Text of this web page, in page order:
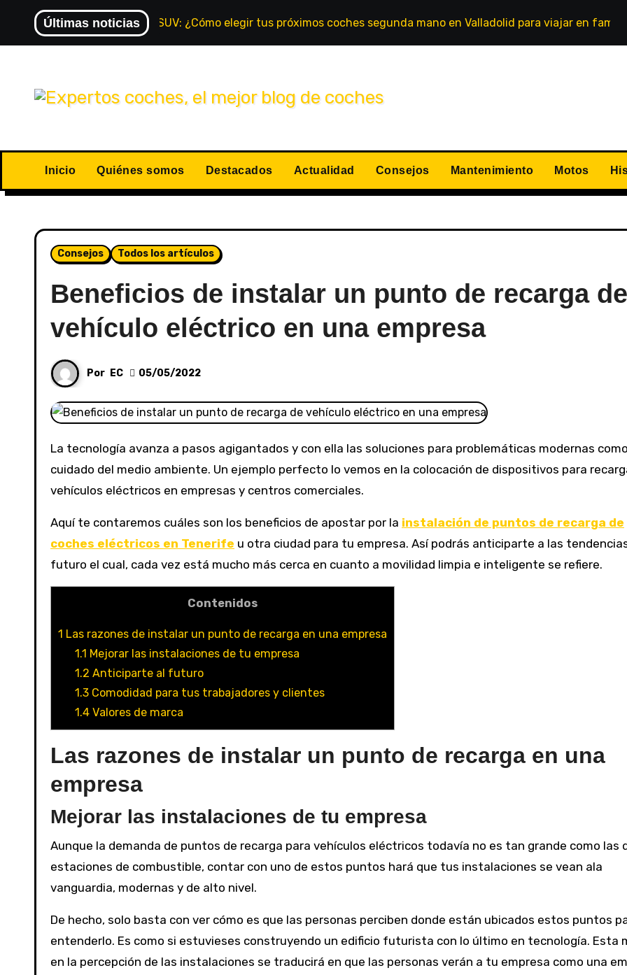
Últimas noticias
Monovolumen vs. SUV: ¿Cómo elegir tus próximos coches segunda mano en Valladolid para viajar en
Inicio Quiénes somos Destacados Actualidad Consejos Mantenimiento Motos
Consejos Todos los artículos
Beneficios de instalar un punto de recarga de
vehículo eléctrico en una empresa
Por EC 05/05/2022
La tecnología avanza a pasos agigantados y con ella las soluciones para problemáticas modernas como el
cuidado del medio ambiente. Un ejemplo perfecto lo vemos en la colocación de dispositivos para
vehículos eléctricos en empresas y centros comerciales.
Aquí te contaremos cuáles son los beneficios de apostar por la instalación de puntos de recarga de
coches eléctricos en Tenerife u otra ciudad para tu empresa. Así podrás anticiparte a las
futuro el cual, cada vez está mucho más cerca en cuanto a movilidad limpia e inteligente se refiere.
Contenidos
1 Las razones de instalar un punto de recarga en una empresa
1.1 Mejorar las instalaciones de tu empresa
1.2 Anticiparte al futuro
1.3 Comodidad para tus trabajadores y clientes
1.4 Valores de marca
Las razones de instalar un punto de recarga en una
empresa
Mejorar las instalaciones de tu empresa
Aunque la demanda de puntos de recarga para vehículos eléctricos todavía no es tan grande como las
estaciones de combustible, contar con uno de estos puntos hará que tus instalaciones se vean ala
vanguardia, modernas y de alto nivel.
De hecho, solo basta con ver cómo es que las personas perciben donde están ubicados estos puntos
entenderlo. Es como si estuvieses construyendo un edificio futurista con lo último en tecnología. Esta
en la percepción de las instalaciones se traducirá en que las personas verán a tu empresa como una